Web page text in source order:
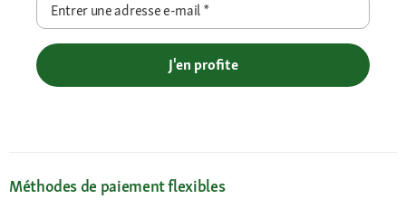
Entrer une adresse e-mail*
J'en profite
Méthodes de paiement flexibles